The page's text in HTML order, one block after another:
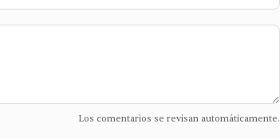
Los comentarios se revisan automáticamente.